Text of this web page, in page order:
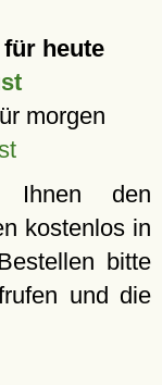
für heute
morgen
Ihnen den
kostenlos in
bitte
und die